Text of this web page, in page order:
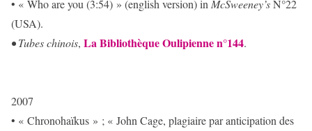
• « Who are you (3:54) » (english version) in McSweeney’sN°22
(USA).
• Tubes chinois, La Bibliothèque Oulipienne n°144.
2007
• « Chronohaïkus » ; « John Cage, plagiaire par anticipation des